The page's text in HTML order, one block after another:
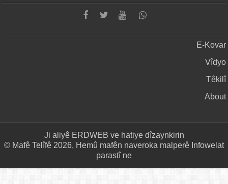
E-Kovar
Vîdyo
Têkilî
About
Ji aliyê ERDWEB ve hatiye dîzaynkirin
© Mafê Telîfê 2026, Hemû mafên naveroka malperê Infowelat
parastî ne